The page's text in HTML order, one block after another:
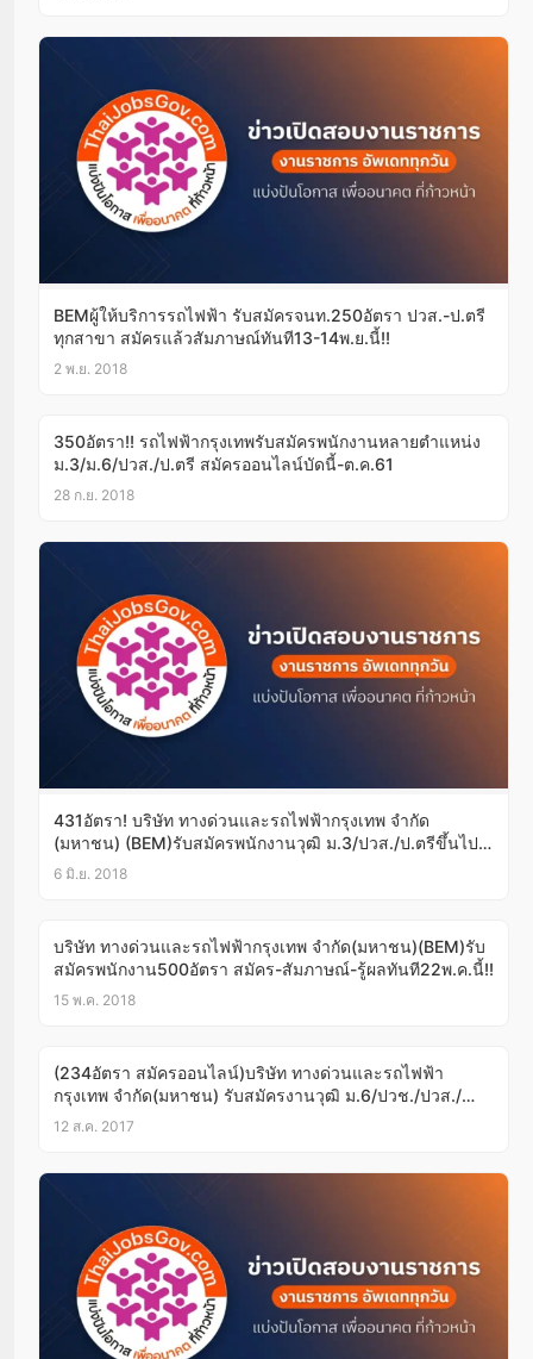
BEMผู้ให้บริการรถไฟฟ้า รับสมัครจนท.250อัตรา ปวส.-ป.ตรี
ทุกสาขา สมัครแล้วสัมภาษณ์ทันที13-14พ.ย.นี้!!
2 พ.ย. 2018
350อัตรา!! รถไฟฟ้ากรุงเทพรับสมัครพนักงานหลายตำแหน่ง
ม.3/ม.6/ปวส./ป.ตรี สมัครออนไลน์บัดนี้-ต.ค.61
28 ก.ย. 2018
431อัตรา! บริษัท ทางด่วนและรถไฟฟ้ากรุงเทพ จำกัด
(มหาชน) (BEM)รับสมัครพนักงานวุฒิ ม.3/ปวส./ป.ตรีขึ้นไป
ตลอดเดือน มิ.ย.นี้!(อ่านรายละเอียดด้านใน)
6 มิ.ย. 2018
บริษัท ทางด่วนและรถไฟฟ้ากรุงเทพ จำกัด(มหาชน)(BEM)รับ
สมัครพนักงาน500อัตรา สมัคร-สัมภาษณ์-รู้ผลทันที22พ.ค.นี้!!
15 พ.ค. 2018
(234อัตรา สมัครออนไลน์)บริษัท ทางด่วนและรถไฟฟ้า
กรุงเทพ จำกัด(มหาชน) รับสมัครงานวุฒิ ม.6/ปวช./ปวส./
ป.ตรี/ป.โท บัดนี้-20ส.ค.,31ส.ค.60
12 ส.ค. 2017